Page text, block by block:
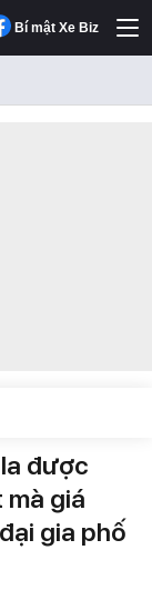
Bí mật Xe Biz
được
giá
gia phố